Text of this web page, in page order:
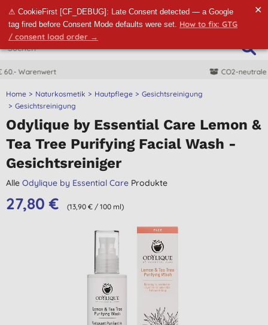
⚠ CookieFirst [CF_DEBUG]: Late Consent detected — a Google
tag fired before Consent Mode defaults were set. How to fix: GTG
/ consent load order →
✕
Home Naturkosmetik Hautpflege
Gesichtsreinigung
Gesichtsreinigung
Odylique by Essential Care Lemon &
Tea Tree Purifying Facial Wash -
Gesichtsreiniger
Alle Odylique by Essential Care Produkte
27,80 € (13,90 € / 100 ml)